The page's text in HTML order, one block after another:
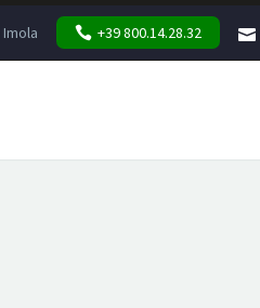
+39 800.14.28.32